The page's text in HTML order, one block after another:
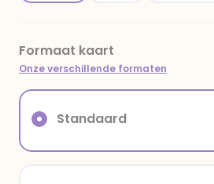
Formaat kaart
Onze verschillende formaten
Standaard